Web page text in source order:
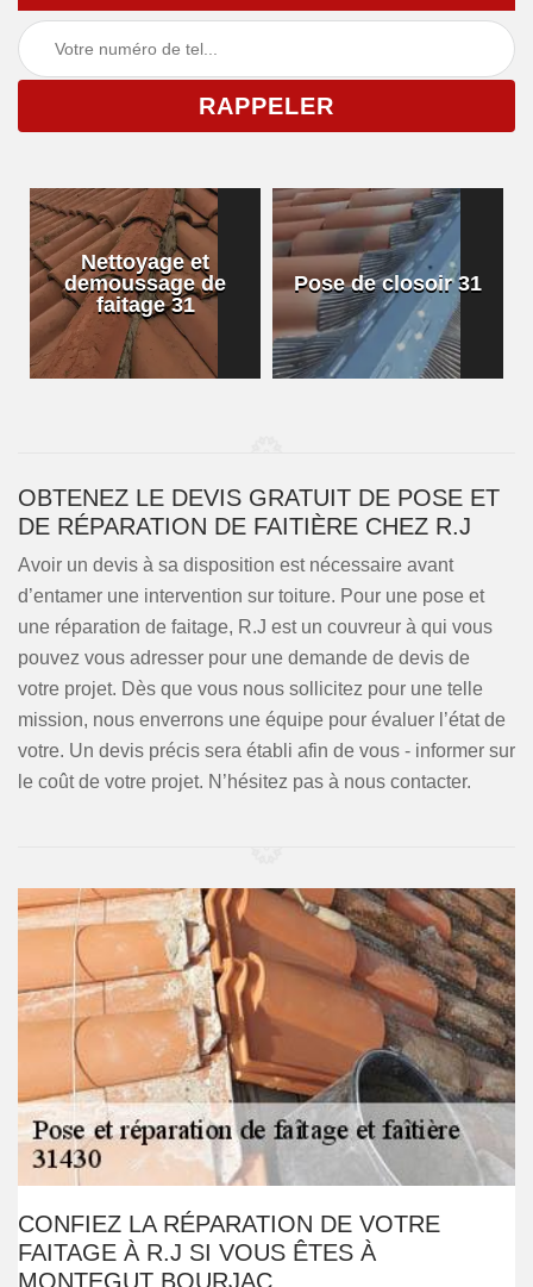
Nettoyage et
demoussage de
faitage 31
Pose de closoir 31
OBTENEZ LE DEVIS GRATUIT DE POSE ET
DE RÉPARATION DE FAITIÈRE CHEZ R.J
Avoir un devis à sa disposition est nécessaire avant
d’entamer une intervention sur toiture. Pour une pose et
une réparation de faitage, R.J est un couvreur à qui vous
pouvez vous adresser pour une demande de devis de
votre projet. Dès que vous nous sollicitez pour une telle
mission, nous enverrons une équipe pour évaluer l’état de
votre. Un devis précis sera établi afin de vous - informer sur
le coût de votre projet. N’hésitez pas à nous contacter.
CONFIEZ LA RÉPARATION DE VOTRE
FAITAGE À R.J SI VOUS ÊTES À
MONTEGUT BOURJAC